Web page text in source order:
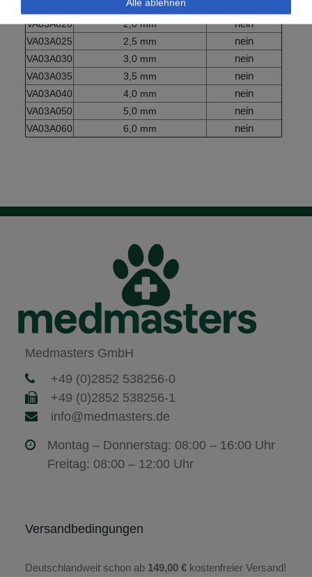
1,5 mm
VA03A020 2,0 mm nein
VA03A025 2,5 mm nein
VA03A030 3,0 mm nein
VA03A035 3,5 mm nein
VA03A040 4,0 mm nein
VA03A050 5,0 mm nein
VA03A060 6,0 mm nein
Medmasters GmbH
+49 (0)2852 538256-0
+49 (0)2852 538256-1
info@medmasters.de
Montag – Donnerstag: 08:00 – 16:00 Uhr
Freitag: 08:00 – 12:00 Uhr
Versandbedingungen
Deutschlandweit schon ab 149,00 € kostenfreier Versand!